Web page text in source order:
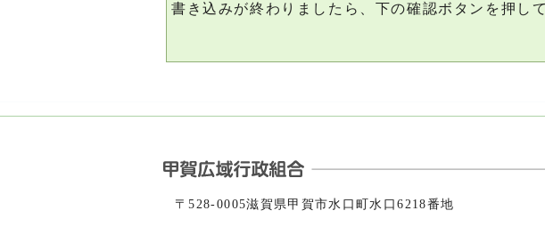
書き込みが終わりましたら、下の確認ボタンを押し
〒528-0005滋賀県甲賀市水口町水口6218番地